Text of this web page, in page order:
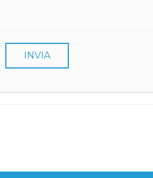
INVIA